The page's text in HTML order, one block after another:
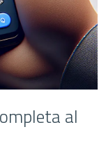
al